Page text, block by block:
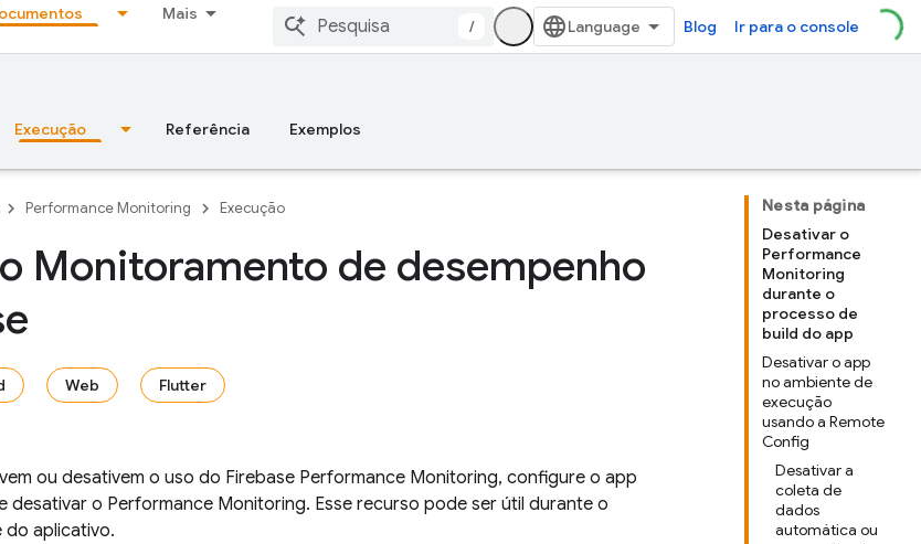
Mais
/ Blog Ir para o console
Execução Referência Exemplos
Nesta página
Desativar o
Performance
Monitoring
durante o
processo de
build do app
Desativar o app
no ambiente de
execução
usando a Remote
Config
Desativar a
coleta de
dados
automática ou
Performance Monitoring Execução
Monitoramento de desempenho
Web Flutter
ou desativem o uso do Firebase Performance Monitoring, configure o app
desativar o Performance Monitoring. Esse recurso pode ser útil durante o
do aplicativo.